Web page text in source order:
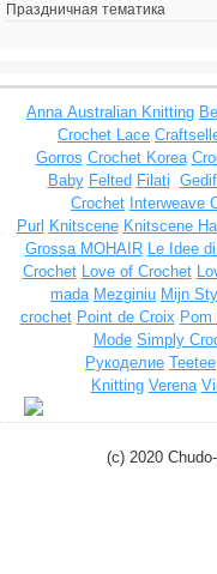
Праздничная тематика
Anna Australian Knitting
Crochet Lace
Gorros Crochet Korea
Baby Felted Filati
Crochet Interweave
Purl Knitscene Knitscene
Grossa MOHAIR Le Idee
Crochet Love of Crochet
mada Mezginiu Mijn
crochet Point de Croix Pom
Mode Simply
Рукоделие Teetee
Knitting Verena
(c) 2020